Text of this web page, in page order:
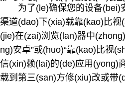
为了(le)确保您的设备(bei)
渠道(dao)下(xia)载靠(kao)比
(jie)在(zai)浏览(lan)器中
ng)安卓”或(huo)“靠(kao)比视
信(xin)赖(lai)的(de)应用(yong)
载到第三(san)方修(xiu)改或带